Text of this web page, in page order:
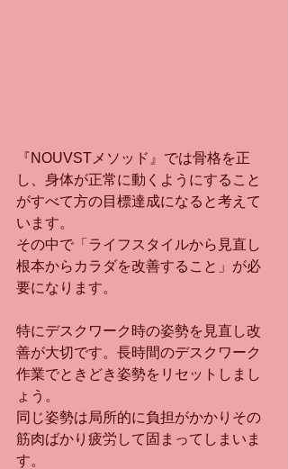
『NOUVSTメソッド』では骨格を正
し、身体が正常に動くようにすること
がすべて方の目標達成になると考えて
います。
その中で「ライフスタイルから見直し
根本からカラダを改善すること」が必
要になります。
特にデスクワーク時の姿勢を見直し改
善が大切です。長時間のデスクワーク
作業でときどき姿勢をリセットしまし
ょう。
同じ姿勢は局所的に負担がかかりその
筋肉ばかり疲労して固まってしまいま
す。